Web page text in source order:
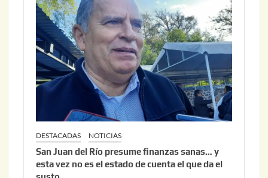
DESTACADAS NOTICIAS
San Juan del Río presume finanzas sanas… y
esta vez no es el estado de cuenta el que da el